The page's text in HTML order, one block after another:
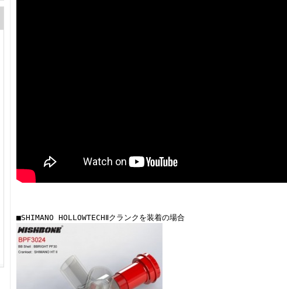
■SHIMANO HOLLOWTECHⅡクランクを装着の場合